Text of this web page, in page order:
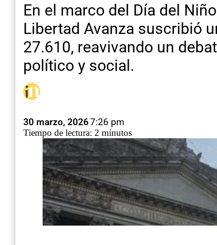
En el marco del Día del
Libertad Avanza suscribió
27.610, reavivando un
político y social.
30 marzo, 20267:26 pm
Tiempo de lectura: 2 minutos